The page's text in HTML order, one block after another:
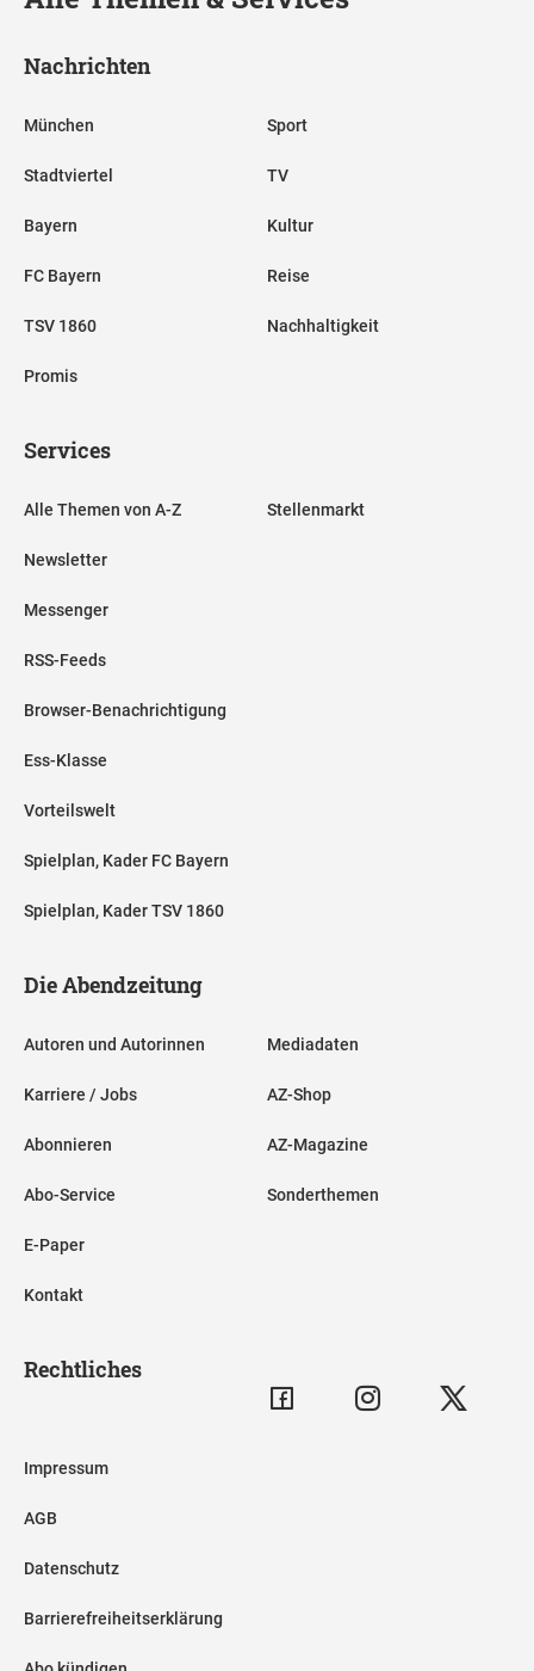
Nachrichten
München
Stadtviertel
Bayern
FC Bayern
TSV 1860
Promis
Sport
TV
Kultur
Reise
Nachhaltigkeit
Services
Alle Themen von A-Z
Newsletter
Messenger
RSS-Feeds
Browser-Benachrichtigung
Ess-Klasse
Vorteilswelt
Spielplan, Kader FC Bayern
Spielplan, Kader TSV 1860
Stellenmarkt
Die Abendzeitung
Autoren und Autorinnen
Karriere / Jobs
Abonnieren
Abo-Service
E-Paper
Kontakt
Mediadaten
AZ-Shop
AZ-Magazine
Sonderthemen
Rechtliches
Impressum
AGB
Datenschutz
Barrierefreiheitserklärung